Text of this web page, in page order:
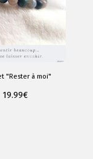
"Rester à moi"
19.99€